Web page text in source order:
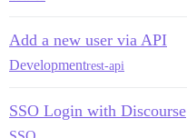
Add a new user via API
Developmentrest-api
SSO Login with Discourse